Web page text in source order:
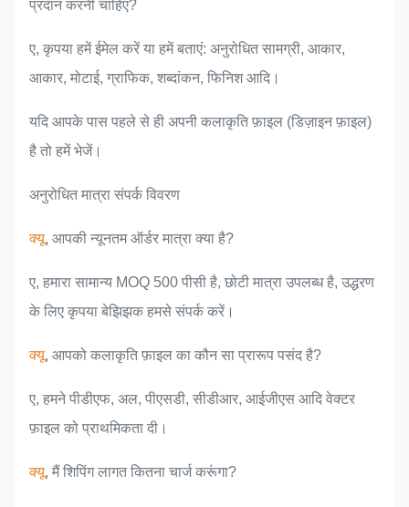
प्रदान करनी चाहिए?
ए, कृपया हमें ईमेल करें या हमें बताएं: अनुरोधित सामग्री, आकार,
आकार, मोटाई, ग्राफिक, शब्दांकन, फिनिश आदि।
यदि आपके पास पहले से ही अपनी कलाकृति फ़ाइल (डिज़ाइन फ़ाइल)
है तो हमें भेजें।
अनुरोधित मात्रा संपर्क विवरण
क्यू, आपकी न्यूनतम ऑर्डर मात्रा क्या है?
ए, हमारा सामान्य MOQ 500 पीसी है, छोटी मात्रा उपलब्ध है, उद्धरण
के लिए कृपया बेझिझक हमसे संपर्क करें।
क्यू, आपको कलाकृति फ़ाइल का कौन सा प्रारूप पसंद है?
ए, हमने पीडीएफ, अल, पीएसडी, सीडीआर, आईजीएस आदि वेक्टर
फ़ाइल को प्राथमिकता दी।
क्यू, मैं शिपिंग लागत कितना चार्ज करूंगा?